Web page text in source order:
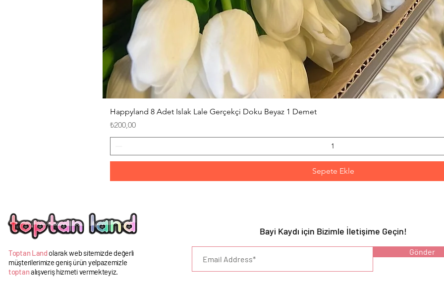
Happyland 8 Adet Islak Lale Gerçekçi Doku Beyaz 1 Demet
Fiyat
₺200,00
Sepete Ekle
Toptan Land olarak web sitemizde değerli
müşterilerimize geniş ürün yelpazemizle
toptanalışveriş hizmeti vermekteyiz.
UYARI :
Bayi Kaydı için Bizimle İletişime Geçin!
Gönder